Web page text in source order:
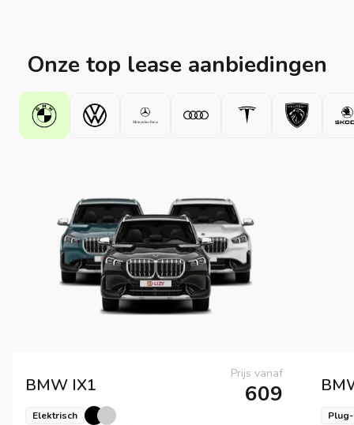
Onze top lease aanbiedingen
BMW IX1
Prijs vanaf
609
Elektrisch